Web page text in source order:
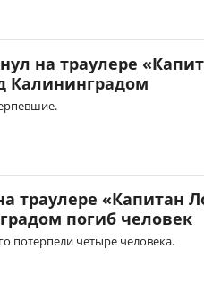
на траулере
Калининградом
траулере «Капитан
погиб человек
потерпели четыре человека.